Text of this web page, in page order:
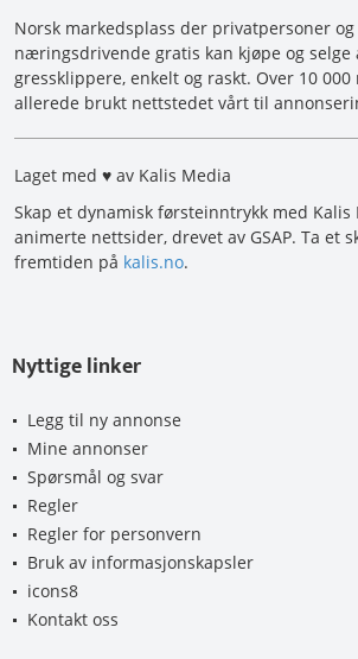
Norsk markedsplass der privatpersoner og
næringsdrivende gratis kan kjøpe og
gressklippere, enkelt og raskt. Over 10
allerede brukt nettstedet vårt til
Laget med ♥ av Kalis Media
Skap et dynamisk førsteinntrykk med Kalis
animerte nettsider, drevet av GSAP. Ta et
fremtiden på kalis.no.
Nyttige linker
Legg til ny annonse
Mine annonser
Spørsmål og svar
Regler
Regler for personvern
Bruk av informasjonskapsler
icons8
Kontakt oss